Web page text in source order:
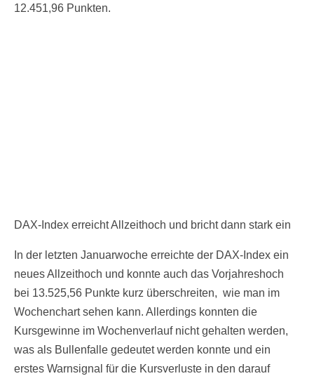
12.451,96 Punkten.
DAX-Index erreicht Allzeithoch und bricht dann stark ein
In der letzten Januarwoche erreichte der DAX-Index ein
neues Allzeithoch und konnte auch das Vorjahreshoch
bei 13.525,56 Punkte kurz überschreiten, wie man im
Wochenchart sehen kann. Allerdings konnten die
Kursgewinne im Wochenverlauf nicht gehalten werden,
was als Bullenfalle gedeutet werden konnte und ein
erstes Warnsignal für die Kursverluste in den darauf